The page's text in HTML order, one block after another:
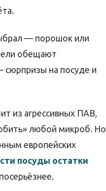
— порошок или
обещают
сюрпризы на посуде и
из агрессивных ПАВ,
любой микроб. Но
европейских
посуды остатки